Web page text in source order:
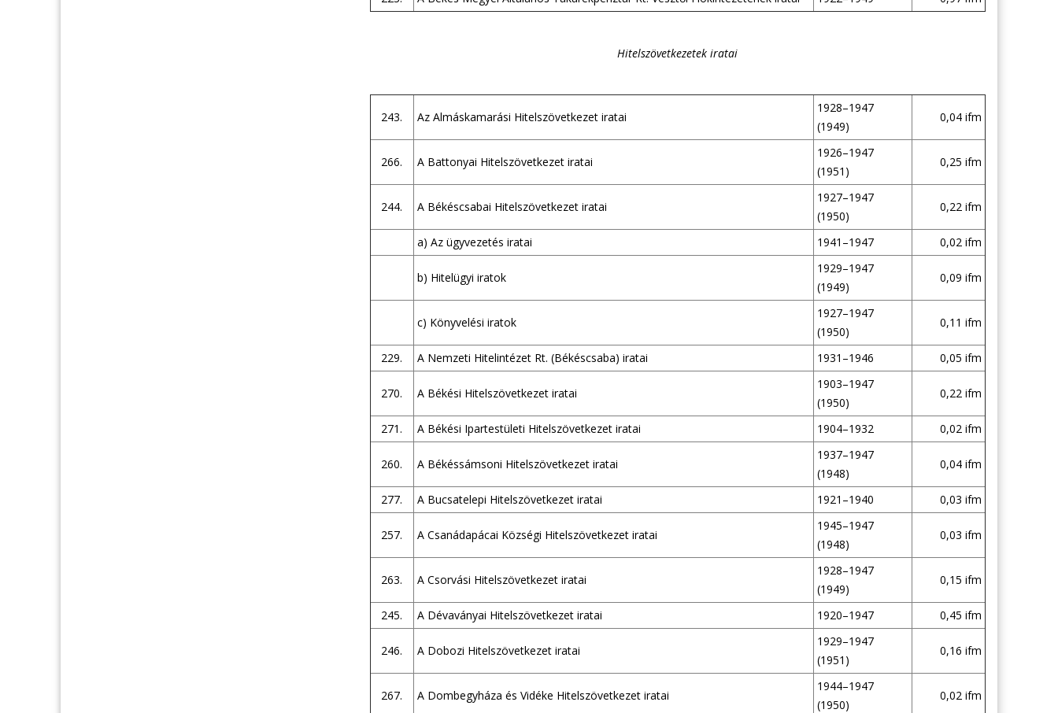
Hitelszövetkezetek iratai
243. Az Almáskamarási Hitelszövetkezet iratai
1928–1947
(1949)
0,04 ifm
266. A Battonyai Hitelszövetkezet iratai
1926–1947
(1951)
0,25 ifm
244. A Békéscsabai Hitelszövetkezet iratai
1927–1947
(1950)
0,22 ifm
a) Az ügyvezetés iratai 1941–1947 0,02 ifm
b) Hitelügyi iratok
1929–1947
(1949)
0,09 ifm
c) Könyvelési iratok
1927–1947
(1950)
0,11 ifm
229. A Nemzeti Hitelintézet Rt. (Békéscsaba) iratai 1931–1946 0,05 ifm
270. A Békési Hitelszövetkezet iratai
1903–1947
(1950)
0,22 ifm
271. A Békési Ipartestületi Hitelszövetkezet iratai 1904–1932 0,02 ifm
260. A Békéssámsoni Hitelszövetkezet iratai
1937–1947
(1948)
0,04 ifm
277. A Bucsatelepi Hitelszövetkezet iratai 1921–1940 0,03 ifm
257. A Csanádapácai Községi Hitelszövetkezet iratai
1945–1947
(1948)
0,03 ifm
263. A Csorvási Hitelszövetkezet iratai
1928–1947
(1949)
0,15 ifm
245. A Dévaványai Hitelszövetkezet iratai 1920–1947 0,45 ifm
246. A Dobozi Hitelszövetkezet iratai
1929–1947
(1951)
0,16 ifm
267. A Dombegyháza és Vidéke Hitelszövetkezet iratai
1944–1947
(1950)
0,02 ifm